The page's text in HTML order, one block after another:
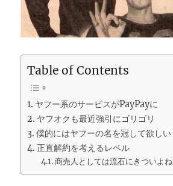
Table of Contents
ヤフー系のサービスがPayPayに
ヤフオクも最近強引にゴリゴリ
僕的にはヤフーの名を冠して欲しい
正直解約を考えるレベル
商売人としては流石にきついよね